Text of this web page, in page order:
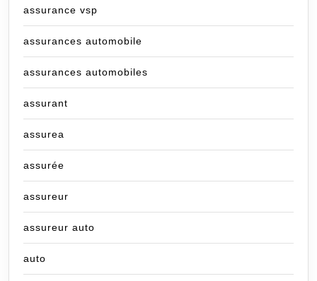
assurance vsp
assurances automobile
assurances automobiles
assurant
assurea
assurée
assureur
assureur auto
auto